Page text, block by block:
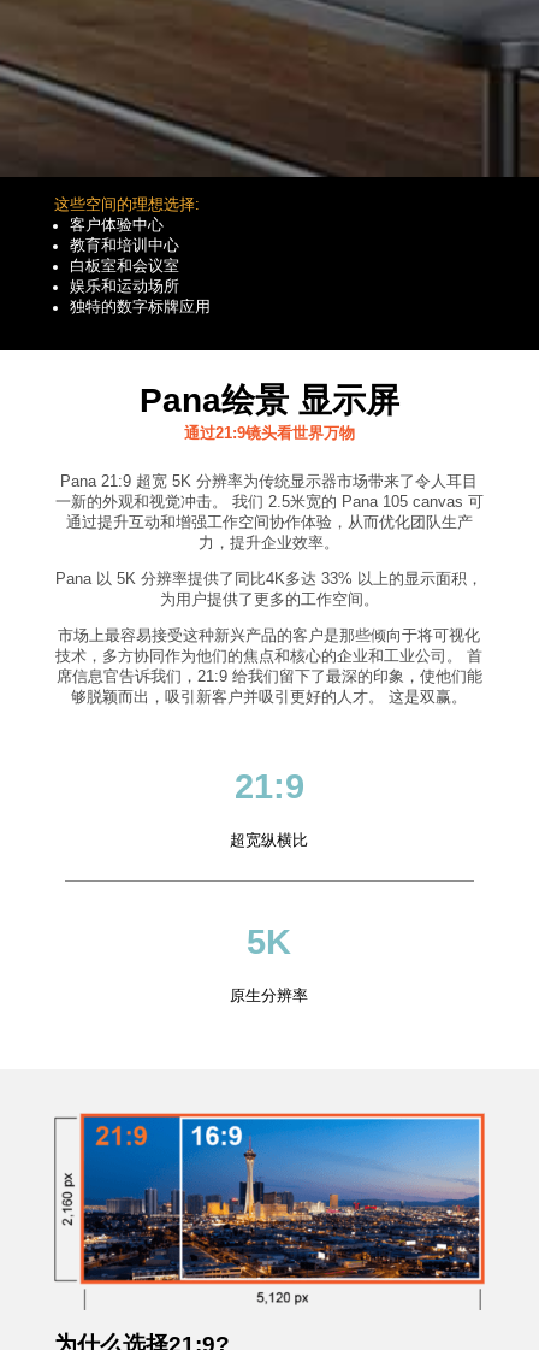
这些空间的理想选择:
客户体验中心
教育和培训中心
白板室和会议室
娱乐和运动场所
独特的数字标牌应用
Pana绘景 显示屏
通过21:9镜头看世界万物
Pana 21:9 超宽 5K分辨率为传统显示器市场带来了令人耳目
一新的外观和视觉冲击。 我们 2.5米宽的 Pana 105 canvas 可
通过提升互动和增强工作空间协作体验，从而优化团队生产
力，提升企业效率。
Pana 以 5K 分辨率提供了同比4K多达 33% 以上的显示面积，
为用户提供了更多的工作空间。
市场上最容易接受这种新兴产品的客户是那些倾向于将可视化
技术，多方协同作为他们的焦点和核心的企业和工业公司。 首
席信息官告诉我们， 21:9 给我们留下了最深的印象，使他们能
够脱颖而出，吸引新客户并吸引更好的人才。 这是双赢。
21:9
超宽纵横比
5K
原生分辨率
为什么选择21:9?